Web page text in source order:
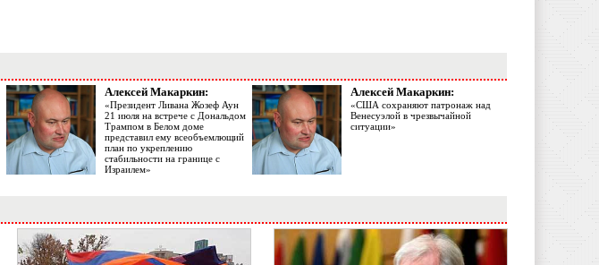
Алексей Макаркин:
«Президент Ливана Жозеф Аун
21 июля на встрече с Дональдом
Трампом в Белом доме
представил ему всеобъемлющий
план по укреплению
стабильности на границе с
Израилем»
Алексей Макаркин:
«США сохраняют патронаж над
Венесуэлой в чрезвычайной
ситуации»